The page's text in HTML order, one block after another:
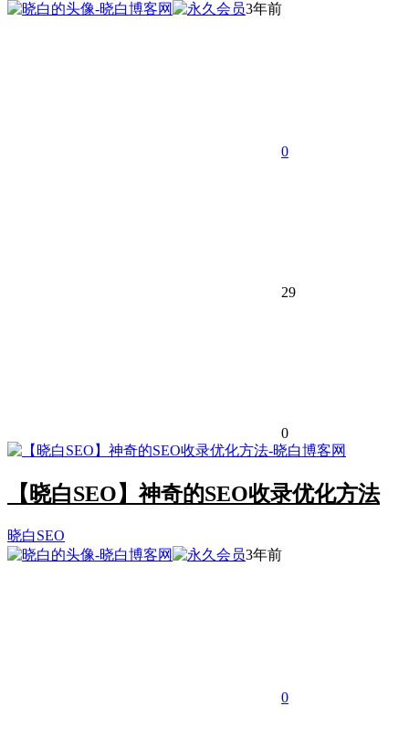
3年前
0
29
0
【晓白SEO】神奇的SEO收录优化方法
晓白SEO
3年前
0